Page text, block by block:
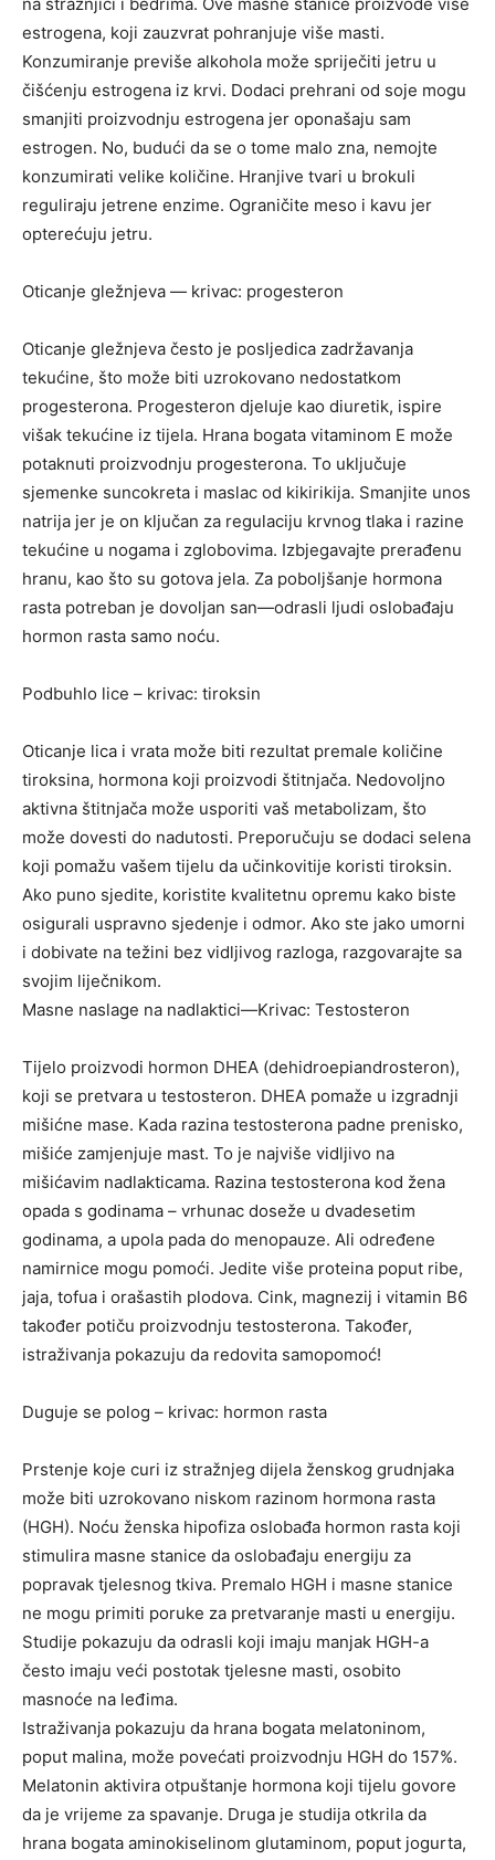
estrogena, koji zauzvrat pohranjuje više masti.
Konzumiranje previše alkohola može spriječiti jetru u
čišćenju estrogena iz krvi. Dodaci prehrani od soje mogu
smanjiti proizvodnju estrogena jer oponašaju sam
estrogen. No, budući da se o tome malo zna, nemojte
konzumirati velike količine. Hranjive tvari u brokuli
reguliraju jetrene enzime. Ograničite meso i kavu jer
opterećuju jetru.
Oticanje gležnjeva — krivac: progesteron
Oticanje gležnjeva često je posljedica zadržavanja
tekućine, što može biti uzrokovano nedostatkom
progesterona. Progesteron djeluje kao diuretik, ispire
višak tekućine iz tijela. Hrana bogata vitaminom E može
potaknuti proizvodnju progesterona. To uključuje
sjemenke suncokreta i maslac od kikirikija. Smanjite unos
natrija jer je on ključan za regulaciju krvnog tlaka i razine
tekućine u nogama i zglobovima. Izbjegavajte prerađenu
hranu, kao što su gotova jela. Za poboljšanje hormona
rasta potreban je dovoljan san—odrasli ljudi oslobađaju
hormon rasta samo noću.
Podbuhlo lice – krivac: tiroksin
Oticanje lica i vrata može biti rezultat premale količine
tiroksina, hormona koji proizvodi štitnjača. Nedovoljno
aktivna štitnjača može usporiti vaš metabolizam, što
može dovesti do nadutosti. Preporučuju se dodaci selena
koji pomažu vašem tijelu da učinkovitije koristi tiroksin.
Ako puno sjedite, koristite kvalitetnu opremu kako biste
osigurali uspravno sjedenje i odmor. Ako ste jako umorni
i dobivate na težini bez vidljivog razloga, razgovarajte sa
svojim liječnikom.
Masne naslage na nadlaktici—Krivac: Testosteron
Tijelo proizvodi hormon DHEA (dehidroepiandrosteron),
koji se pretvara u testosteron. DHEA pomaže u izgradnji
mišićne mase. Kada razina testosterona padne prenisko,
mišiće zamjenjuje mast. To je najviše vidljivo na
mišićavim nadlakticama. Razina testosterona kod žena
opada s godinama – vrhunac doseže u dvadesetim
godinama, a upola pada do menopauze. Ali određene
namirnice mogu pomoći. Jedite više proteina poput ribe,
jaja, tofua i orašastih plodova. Cink, magnezij i vitamin B6
također potiču proizvodnju testosterona. Također,
istraživanja pokazuju da redovita samopomoć!
Duguje se polog – krivac: hormon rasta
Prstenje koje curi iz stražnjeg dijela ženskog grudnjaka
može biti uzrokovano niskom razinom hormona rasta
(HGH). Noću ženska hipofiza oslobađa hormon rasta koji
stimulira masne stanice da oslobađaju energiju za
popravak tjelesnog tkiva. Premalo HGH i masne stanice
ne mogu primiti poruke za pretvaranje masti u energiju.
Studije pokazuju da odrasli koji imaju manjak HGH-a
često imaju veći postotak tjelesne masti, osobito
masnoće na leđima.
Istraživanja pokazuju da hrana bogata melatoninom,
poput malina, može povećati proizvodnju HGH do 157%.
Melatonin aktivira otpuštanje hormona koji tijelu govore
da je vrijeme za spavanje. Druga je studija otkrila da
hrana bogata aminokiselinom glutaminom, poput jogurta,